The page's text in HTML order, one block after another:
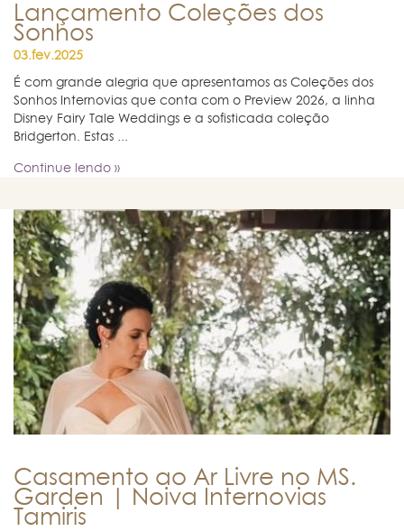
Lançamento Coleções dos
Sonhos
03.fev.2025
É com grande alegria que apresentamos as Coleções dos
Sonhos Internovias que conta com o Preview 2026, a linha
Disney Fairy Tale Weddings e a sofisticada coleção
Bridgerton. Estas ...
Continue lendo »
Casamento ao Ar Livre no MS.
Garden | Noiva Internovias
Tamiris